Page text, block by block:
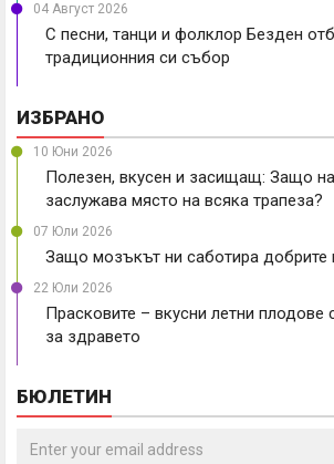
04 Август 2026
С песни, танци и фолклор Безден
традиционния си събор
ИЗБРАНО
10 Юни 2026
Полезен, вкусен и засищащ: Защо
заслужава място на всяка трапеза?
07 Юли 2026
Защо мозъкът ни саботира добрите
22 Юли 2026
Прасковите – вкусни летни плодове
за здравето
БЮЛЕТИН